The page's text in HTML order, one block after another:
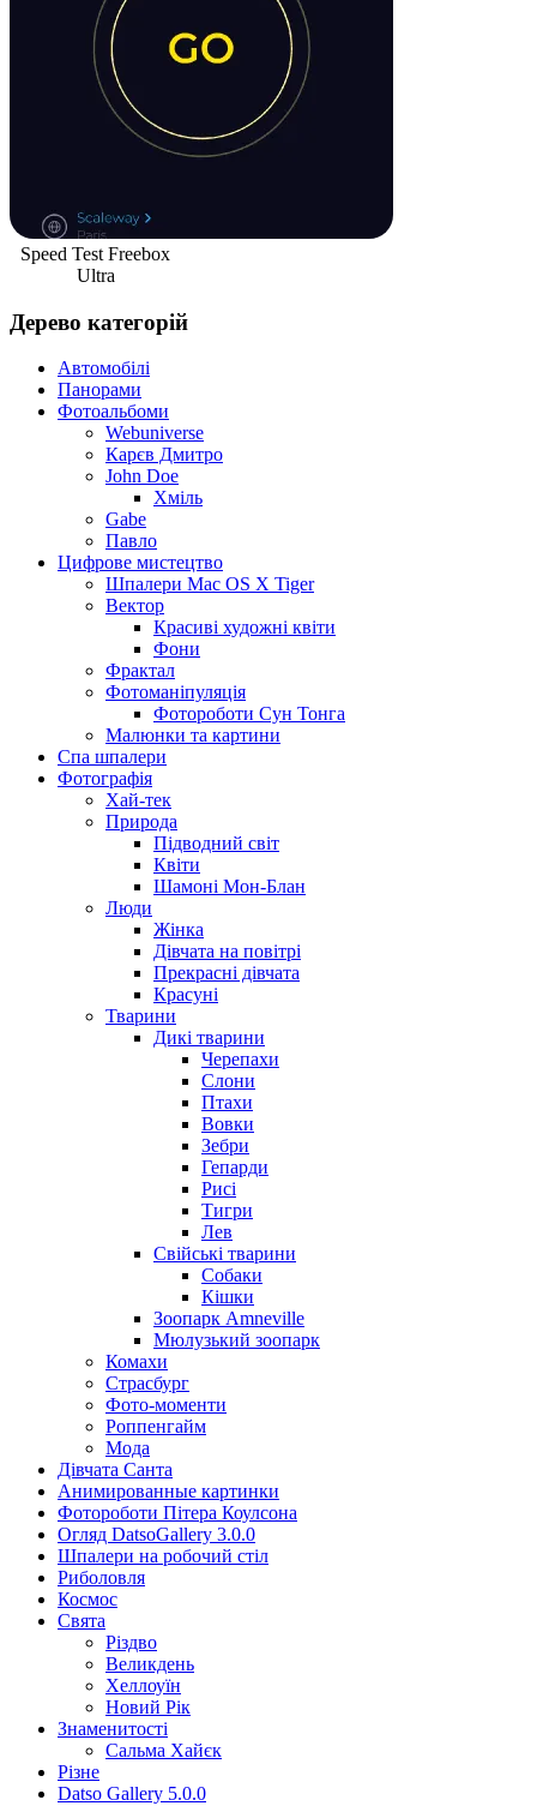
Speed Test Freebox
Ultra
Дерево категорій
Автомобілі
Панорами
Фотоальбоми
Webuniverse
Карєв Дмитро
John Doe
Хміль
Gabe
Павло
Цифрове мистецтво
Шпалери Mac OS X Tiger
Вектор
Красиві художні квіти
Фони
Фрактал
Фотоманіпуляція
Фотороботи Сун Тонга
Малюнки та картини
Спа шпалери
Фотографія
Хай-тек
Природа
Підводний світ
Квіти
Шамоні Мон-Блан
Люди
Жінка
Дівчата на повітрі
Прекрасні дівчата
Красуні
Тварини
Дикі тварини
Черепахи
Слони
Птахи
Вовки
Зебри
Гепарди
Рисі
Тигри
Лев
Свійські тварини
Собаки
Кішки
Зоопарк Amneville
Мюлузький зоопарк
Комахи
Страсбург
Фото-моменти
Роппенгайм
Мода
Дівчата Санта
Aнимированные картинки
Фотороботи Пітера Коулсона
Огляд DatsoGallery 3.0.0
Шпалери на робочий стіл
Риболовля
Космос
Свята
Різдво
Великдень
Хеллоуїн
Новий Рік
Знаменитості
Сальма Хайєк
Різне
Datso Gallery 5.0.0